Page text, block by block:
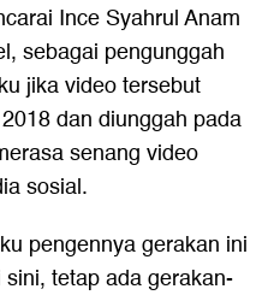
Ince Syahrul Anam
sebagai pengunggah
jika video tersebut
dan diunggah pada
senang video
sosial.
pengennya gerakan ini
tetap ada gerakan-